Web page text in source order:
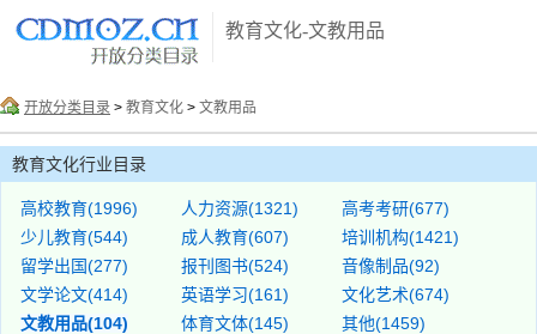
教育文化-文教用品
开放分类目录 > 教育文化 > 文教用品
教育文化行业目录
高校教育(1996) 人力资源(1321)
高考考研(677)
少儿教育(544)
成人教育(607)
培训机构(1421)
留学出国(277)
报刊图书(524)
音像制品(92)
文学论文(414)
英语学习(161)
文化艺术(674)
文教用品(104)
体育文体(145) 其他(1459)